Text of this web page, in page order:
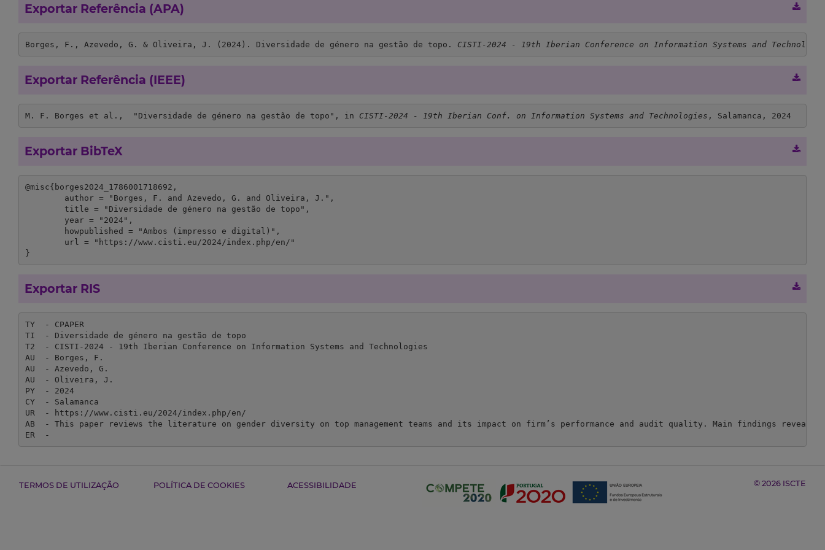
Exportar Referência (APA)
Borges, F., Azevedo, G. & Oliveira, J. (2024). Diversidade de género na gestão de topo. CISTI-2024 - 19th Iberian Conference on Information Systems and
Exportar Referência (IEEE)
M. F. Borges et al.,  "Diversidade de género na gestão de topo", in CISTI-2024 - 19th Iberian Conf. on Information Systems and Technologies , Salamanca, 2024
Exportar BibTeX
@misc{borges2024_1786001718692,
}
Exportar RIS
TY  - CPAPER
TI  - Diversidade de género na gestão de topo
T2  - CISTI-2024 - 19th Iberian Conference on Information Systems and Technologies
AU  - Borges, F.
AU  - Azevedo, G.
AU  - Oliveira, J.
PY  - 2024
CY  - Salamanca
UR  - https://www.cisti.eu/2024/index.php/en/
AB  - This paper reviews the literature on gender diversity on top management teams and its impact on firm’s performance and audit quality. Main findings
ER  -
TERMOS DE UTILIZAÇÃO POLÍTICA DE COOKIES ACESSIBILIDADE © 2026 ISCTE